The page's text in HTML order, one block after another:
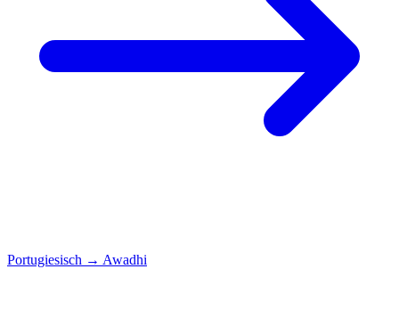
Portugiesisch → Awadhi